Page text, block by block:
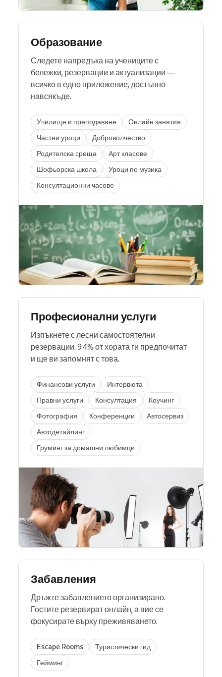
Образование
Следете напредъка на учениците с
бележки, резервации и актуализации —
всичко в едно приложение, достъпно
навсякъде.
Училище и преподаване
Онлайн занятия
Частни уроци
Доброволчество
Родителска среща
Арт класове
Шофьорска школа
Уроци по музика
Консултационни часове
Професионални услуги
Изпъкнете с лесни самостоятелни
резервации. 94% от хората ги предпочитат
и ще ви запомнят с това.
Финансови услуги
Интервюта
Правни услуги
Консултация
Коучинг
Фотография
Конференции
Автосервиз
Автодетайлинг
Груминг за домашни любимци
Забавления
Дръжте забавлението организирано.
Гостите резервират онлайн, а вие се
фокусирате върху преживяването.
Escape Rooms
Туристически гид
Гейминг